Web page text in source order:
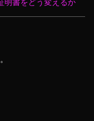
明書をどう変えるか